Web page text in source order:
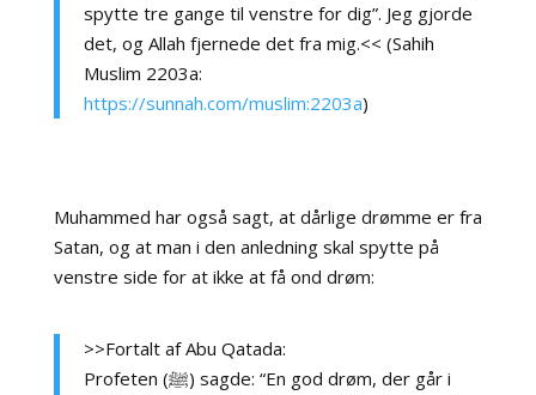
spytte tre gange til venstre for dig”. Jeg gjorde
det, og Allah fjernede det fra mig.<< (Sahih
Muslim 2203a:
https://sunnah.com/muslim:2203a)
Muhammed har også sagt, at dårlige drømme er fra
Satan, og at man i den anledning skal spytte på
venstre side for at ikke at få ond drøm:
>>Fortalt af Abu Qatada:
Profeten (ﷺ) sagde: “En god drøm, der går i